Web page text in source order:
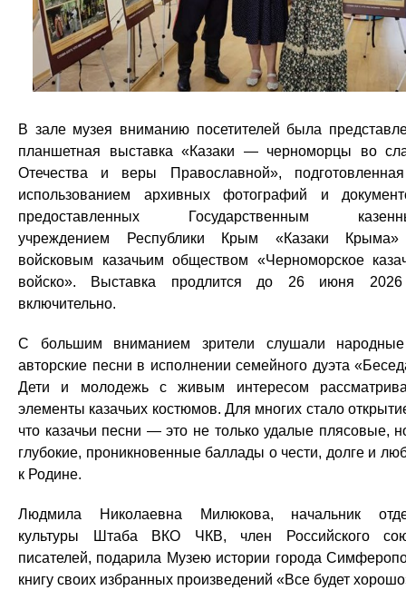
В зале музея вниманию посетителей была
планшетная выставка «Казаки — черноморцы во
Отечества и веры Православной»,
использованием архивных фотографий и
предоставленных Государственным
учреждением Республики Крым «Казаки
войсковым казачьим обществом «Черноморское
войско». Выставка продлится до 26 июня
включительно.
С большим вниманием зрители слушали
авторские песни в исполнении семейного дуэта
Дети и молодежь с живым интересом
элементы казачьих костюмов. Для многих стало
что казачьи песни — это не только удалые плясовые,
глубокие, проникновенные баллады о чести, долге и
к Родине.
Людмила Николаевна Милюкова, начальник
культуры Штаба ВКО ЧКВ, член Российского
писателей, подарила Музею истории города
книгу своих избранных произведений «Все будет